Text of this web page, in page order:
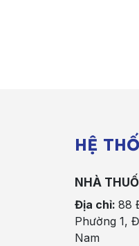
HỆ
NHÀ
Địa chỉ: 88
Phường 1,
Nam